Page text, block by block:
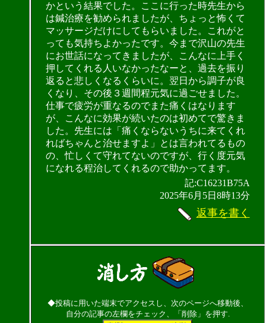
かという結果でした。ここに行った時先生から
は鍼治療を勧められましたが、ちょっと怖くて
マッサージだけにしてもらいました。これがと
っても気持ちよかったです。今まで沢山の先生
にお世話になってきましたが、こんなに上手く
押してくれる人いなかったなーと、過去を振り
返ると悲しくなるくらいに。翌日から調子が良
くなり、その後３週間程元気に過ごせました。
仕事で疲労が重なるのでまた痛くはなります
が、こんなに効果が続いたのは初めてで驚きま
した。先生には「痛くならないうちに来てくれ
ればちゃんと治せますよ」とは言われてるもの
の、忙しくて守れてないのですが、行く度元気
になれる程治してくれるので助かってます。
記:C16231B75A
2025年6月5日8時13分
返事を書く
◆投稿に用いた端末でアクセスし、次のページへ移動後、
自分の記事の左欄をチェック、「削除」を押す.